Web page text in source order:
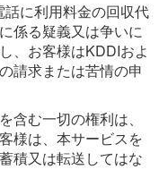
に利用料金の回収代
係る疑義又は争いに
、お客様はKDDIおよ
請求または苦情の申
含む一切の権利は、
様は、本サービスを
積又は転送してはな